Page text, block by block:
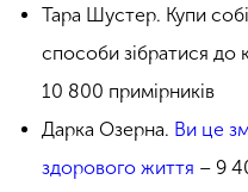
Тара Шустер. Купи
способи зібратися до
10 800 примірників
Дарка Озерна. Ви це
здорового життя – 9